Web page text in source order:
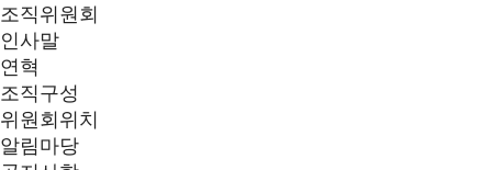
조직위원회
인사말
연혁
조직구성
위원회위치
알림마당